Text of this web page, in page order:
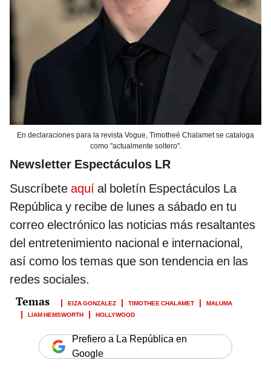
En declaraciones para la revista Vogue, Timotheé Chalamet se cataloga
como "actualmente soltero".
Newsletter Espectáculos LR
Suscríbete aquí al boletín Espectáculos La
República y recibe de lunes a sábado en tu
correo electrónico las noticias más resaltantes
del entretenimiento nacional e internacional,
así como los temas que son tendencia en las
redes sociales.
EIZA GONZALEZ TIMOTHEE CHALAMET
MALUMA
LIAM HEMSWORTH
HOLLYWOOD
Prefiero a La República en
Google